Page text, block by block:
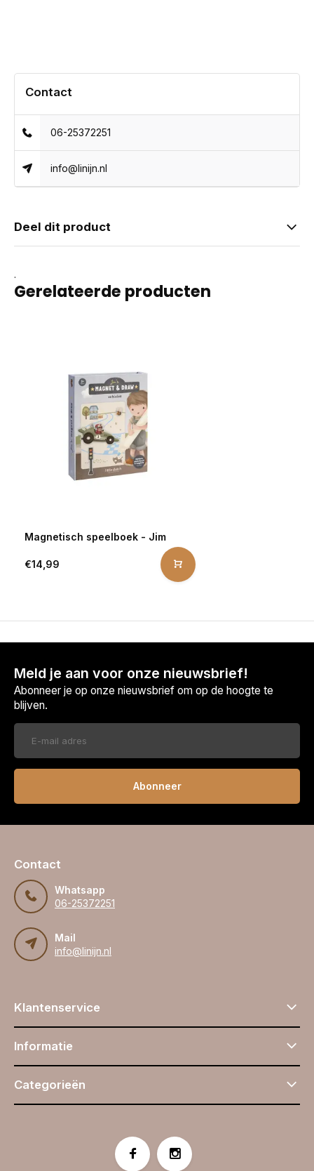
Contact
06-25372251
info@linijn.nl
Deel dit product
.
Gerelateerde producten
Magnetisch speelboek - Jim
€14,99
Meld je aan voor onze nieuwsbrief!
Abonneer je op onze nieuwsbrief om op de hoogte te
blijven.
Abonneer
Contact
Whatsapp
06-25372251
Mail
info@linijn.nl
Klantenservice
Informatie
Categorieën